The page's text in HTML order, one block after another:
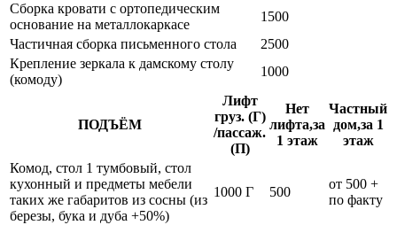
Сборка кровати с ортопедическим
основание на металлокаркасе
1500
Частичная сборка письменного стола
2500
Крепление зеркала к дамскому столу
(комоду)
1000
ПОДЪЁМ
Лифт
груз. (Г)
/пассаж.
(П)
Нет
лифта,за
1 этаж
Частный
дом,за 1
этаж
Комод, стол 1 тумбовый, стол
кухонный и предметы мебели
таких же габаритов из сосны (из
березы, бука и дуба +50%)
1000 Г 500
от 500 +
по факту